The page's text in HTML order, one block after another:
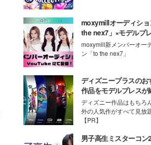
moxymillオーディシ
the nex7」×モデルプ
moxymill新メンバーオー
ン「to the nex7」
ディズニープラスのお
作品をモデルプレスが
ディズニー作品はもちろ
外の人気作がすべて見放
【PR】
男子高生ミスターコン